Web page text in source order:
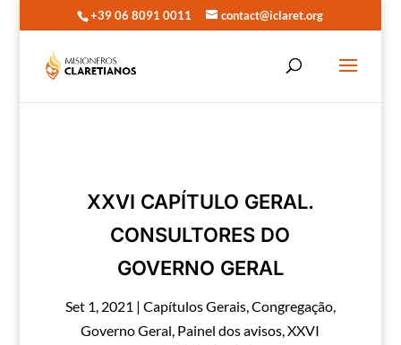
+39 06 8091 0011 contact@iclaret.org
XXVI CAPÍTULO GERAL.
CONSULTORES DO
GOVERNO GERAL
Set 1, 2021 | Capítulos Gerais,Congregação,
Governo Geral, Painel dos avisos,XXVI